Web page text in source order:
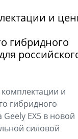
и
гибридного
и
гибридного
Geely EX5 в новой
силовой